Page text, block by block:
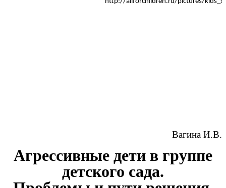
Вагина И.В.
Агрессивные дети в группе
детского сада.